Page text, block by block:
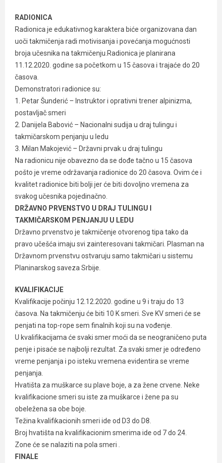
RADIONICA
Radionica je edukativnog karaktera biće organizovana dan
uoči takmičenja radi motivisanja i povećanja mogućnosti
broja učesnika na takmičenju.Radionica je planirana
11.12.2020. godine sa početkom u 15 časova i trajaće do 20
časova.
Demonstratori radionice su:
1. Petar Šunderić – Instruktor i oprativni trener alpinizma,
postavljač smeri
2. Danijela Babović – Nacionalni sudija u draj tulingu i
takmičarskom penjanju u ledu
3. Milan Makojević – Državni prvak u draj tulingu
Na radionicu nije obavezno da se dođe tačno u 15 časova
pošto je vreme održavanja radionice do 20 časova. Ovim će i
kvalitet radionice biti bolji jer će biti dovoljno vremena za
svakog učesnika pojedinačno.
DRŽAVNO PRVENSTVO U DRAJ TULINGU I
TAKMIČARSKOM PENJANJU U LEDU
Državno prvenstvo je takmičenje otvorenog tipa tako da
pravo učešća imaju svi zainteresovani takmičari. Plasman na
Državnom prvenstvu ostvaruju samo takmičari u sistemu
Planinarskog saveza Srbije.
KVALIFIKACIJE
Kvalifikacije počinju 12.12.2020. godine u 9 i traju do 13
časova. Na takmičenju će biti 10 K smeri. Sve KV smeri će se
penjati na top-rope sem finalnih koji su na vođenje.
U kvalifikacijama će svaki smer moći da se neograničeno puta
penje i pisaće se najbolji rezultat. Za svaki smer je određeno
vreme penjanja i po isteku vremena evidentira se vreme
penjanja.
Hvatišta za muškarce su plave boje, a za žene crvene. Neke
kvalifikacione smeri su iste za muškarce i žene pa su
obeležena sa obe boje.
Težina kvalifikacionih smeri ide od D3 do D8.
Broj hvatišta na kvalifikacionim smerima ide od 7 do 24.
Zone će se nalaziti na pola smeri .
FINALE